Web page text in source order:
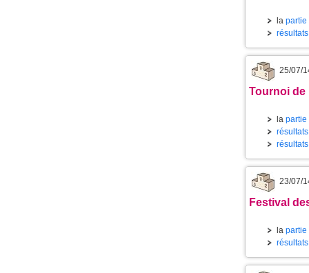
la partie
25/07/
Tournoi de
la partie
23/07/
Festival
la partie